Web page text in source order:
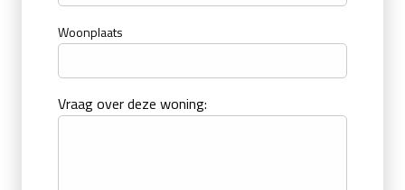
Woonplaats
Vraag over deze woning: